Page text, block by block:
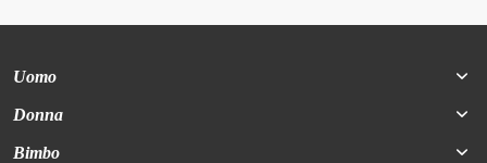
Uomo
Donna
Bimbo